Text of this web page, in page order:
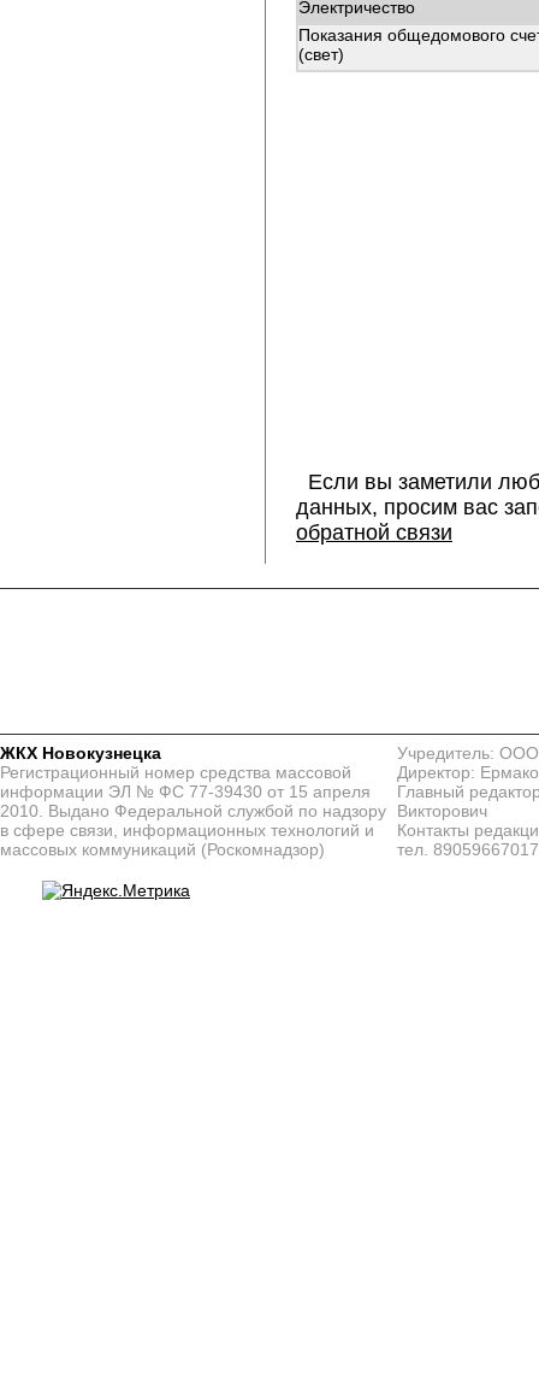
Электричество
Показания общедомового
(свет)
Если вы заметили
данных, просим вас
обратной связи
ЖКХ Новокузнецка
Регистрационный номер средства массовой
информации ЭЛ № ФС 77-39430 от 15 апреля
2010. Выдано Федеральной службой по надзору
в сфере связи, информационных технологий и
массовых коммуникаций (Роскомнадзор)
Учредитель:
Директор:
Главный
Викторович
Контакты
тел. 89059667017